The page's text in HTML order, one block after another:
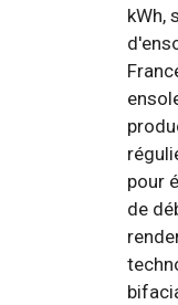
kWh,
pour
de